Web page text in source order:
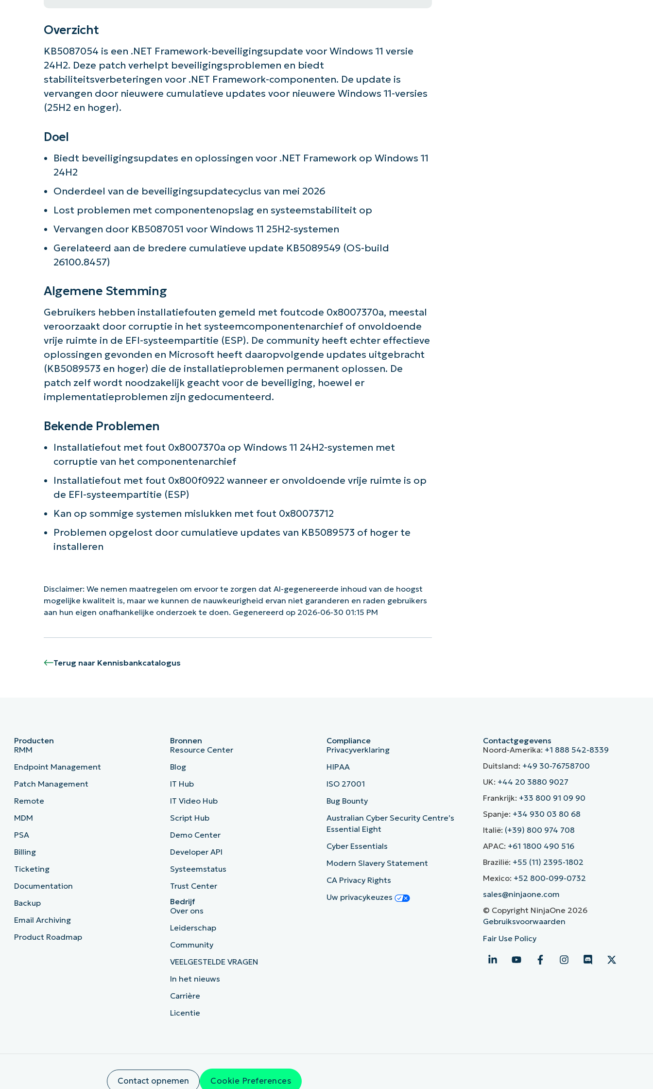
Overzicht
KB5087054 is een .NET Framework-beveiligingsupdate voor Windows 11 versie
24H2. Deze patch verhelpt beveiligingsproblemen en biedt
stabiliteitsverbeteringen voor .NET Framework-componenten. De update is
vervangen door nieuwere cumulatieve updates voor nieuwere Windows 11-versies
(25H2 en hoger).
Doel
Biedt beveiligingsupdates en oplossingen voor .NET Framework op Windows 11
24H2
Onderdeel van de beveiligingsupdatecyclus van mei 2026
Lost problemen met componentenopslag en systeemstabiliteit op
Vervangen door KB5087051 voor Windows 11 25H2-systemen
Gerelateerd aan de bredere cumulatieve update KB5089549 (OS-build
26100.8457)
Algemene Stemming
Gebruikers hebben installatiefouten gemeld met foutcode 0x8007370a, meestal
veroorzaakt door corruptie in het systeemcomponentenarchief of onvoldoende
vrije ruimte in de EFI-systeempartitie (ESP). De community heeft echter effectieve
oplossingen gevonden en Microsoft heeft daaropvolgende updates uitgebracht
(KB5089573 en hoger) die de installatieproblemen permanent oplossen. De
patch zelf wordt noodzakelijk geacht voor de beveiliging, hoewel er
implementatieproblemen zijn gedocumenteerd.
Bekende Problemen
Installatiefout met fout 0x8007370a op Windows 11 24H2-systemen met
corruptie van het componentenarchief
Installatiefout met fout 0x800f0922 wanneer er onvoldoende vrije ruimte is op
de EFI-systeempartitie (ESP)
Kan op sommige systemen mislukken met fout 0x80073712
Problemen opgelost door cumulatieve updates van KB5089573 of hoger te
installeren
Disclaimer: We nemen maatregelen om ervoor te zorgen dat AI-gegenereerde inhoud van de hoogst
mogelijke kwaliteit is, maar we kunnen de nauwkeurigheid ervan niet garanderen en raden gebruikers
aan hun eigen onafhankelijke onderzoek te doen. Gegenereerd op 2026-06-30 01:15 PM
Terug naar Kennisbankcatalogus
Aan de slag met NinjaOne AI-gestuurde KB-analyses!
Phone
number*
Land
Company
name*
Producten
RMM
Endpoint Management
Patch Management
Remote
MDM
PSA
Billing
Ticketing
Documentation
Backup
Email Archiving
Product Roadmap
Bronnen
Resource Center
Blog
IT Hub
IT Video Hub
Script Hub
Demo Center
Developer API
Systeemstatus
Trust Center
Bedrijf
Over ons
Leiderschap
Community
VEELGESTELDE VRAGEN
In het nieuws
Carrière
Licentie
Compliance
Privacyverklaring
HIPAA
ISO 27001
Bug Bounty
Australian Cyber Security Centre’s
Essential Eight
Cyber Essentials
Modern Slavery Statement
CA Privacy Rights
Uw privacykeuzes
Contactgegevens
Noord-Amerika: +1 888 542-8339
Duitsland: +49 30-76758700
UK: +44 20 3880 9027
Frankrijk: +33 800 91 09 90
Spanje: +34 930 03 80 68
Italië: (+39) 800 974 708
APAC: +61 1800 490 516
Brazilië: +55 (11) 2395-1802
Mexico: +52 800-099-0732
sales@ninjaone.com
© Copyright NinjaOne 2026
Gebruiksvoorwaarden
Fair Use Policy
Contact opnemen Cookie Preferences